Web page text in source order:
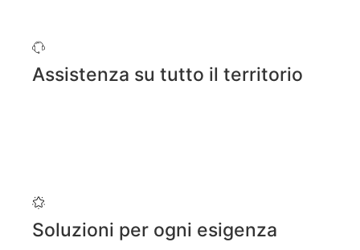
Assistenza su tutto il territorio
Soluzioni per ogni esigenza